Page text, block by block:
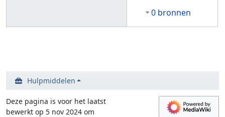
0 bronnen
Hulpmiddelen
Deze pagina is voor het laatst
bewerkt op 5 nov 2024 om